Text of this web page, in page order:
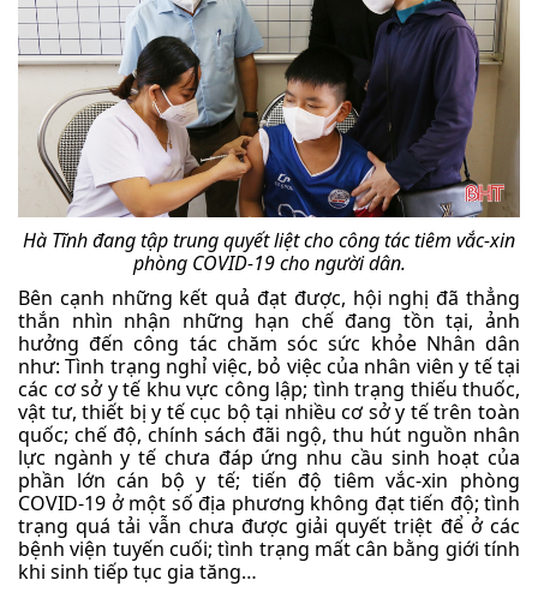
Hà Tĩnh đang tập trung quyết liệt cho công tác tiêm vắc-xin
phòng COVID-19 cho người dân.
Bên cạnh những kết quả đạt được, hội nghị đã thẳng
thắn nhìn nhận những hạn chế đang tồn tại, ảnh
hưởng đến công tác chăm sóc sức khỏe Nhân dân
như: Tình trạng nghỉ việc, bỏ việc của nhân viên y tế tại
các cơ sở y tế khu vực công lập; tình trạng thiếu thuốc,
vật tư, thiết bị y tế cục bộ tại nhiều cơ sở y tế trên toàn
quốc; chế độ, chính sách đãi ngộ, thu hút nguồn nhân
lực ngành y tế chưa đáp ứng nhu cầu sinh hoạt của
phần lớn cán bộ y tế; tiến độ tiêm vắc-xin phòng
COVID-19 ở một số địa phương không đạt tiến độ; tình
trạng quá tải vẫn chưa được giải quyết triệt để ở các
bệnh viện tuyến cuối; tình trạng mất cân bằng giới tính
khi sinh tiếp tục gia tăng…